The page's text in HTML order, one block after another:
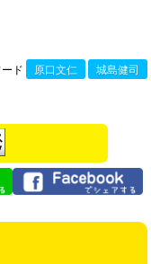
ド 原口文仁 城島健司